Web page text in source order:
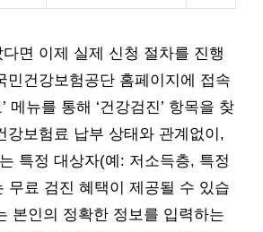
면 이제 실제 신청 절차를 진행
민건강보험공단 홈페이지에 접속
메뉴를 통해 ‘건강검진’ 항목을 찾
강보험료 납부 상태와 관계없이,
특정 대상자(예: 저소득층, 특정
무료 검진 혜택이 제공될 수 있습
본인의 정확한 정보를 입력하는